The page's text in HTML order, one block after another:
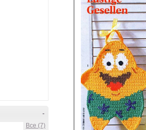
-
Все (7)